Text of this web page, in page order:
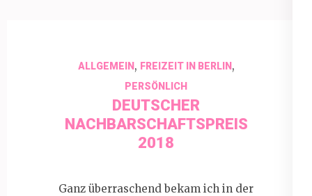
ALLGEMEIN, FREIZEIT IN BERLIN,
PERSÖNLICH
DEUTSCHER
NACHBARSCHAFTSPREIS
2018
Ganz überraschend bekam ich in der